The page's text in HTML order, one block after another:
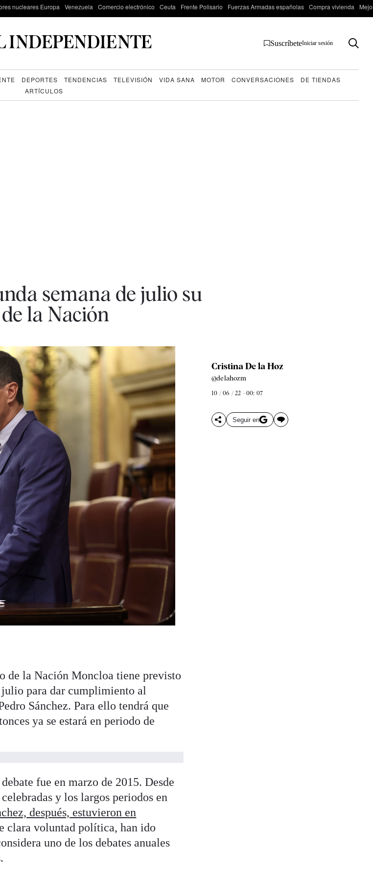
nucleares Europa Venezuela Comercio electrónico Ceuta Frente Polisario Fuerzas Armadas españolas Compra vivienda
SuscríbeteIniciar sesión
DEPORTES TENDENCIAS TELEVISIÓN VIDA SANA MOTOR CONVERSACIONES
DE TIENDAS
ARTÍCULOS
semana de julio su
la Nación
Cristina De la Hoz
@delahozm
10 / 06 / 22 - 00: 07
Seguir en
de la Nación Moncloa tiene previsto
julio para dar cumplimiento al
Sánchez. Para ello tendrá que
ya se estará en periodo de
fue en marzo de 2015. Desde
y los largos periodos en
después, estuvieron en
clara voluntad política, han ido
uno de los debates anuales